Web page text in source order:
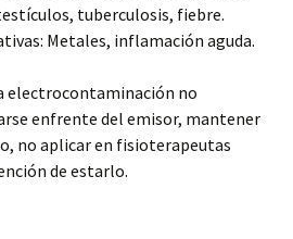
tuberculosis, fiebre.
Metales, inflamación aguda.
electrocontaminación no
enfrente del emisor, mantener
no aplicar en fisioterapeutas
de estarlo.